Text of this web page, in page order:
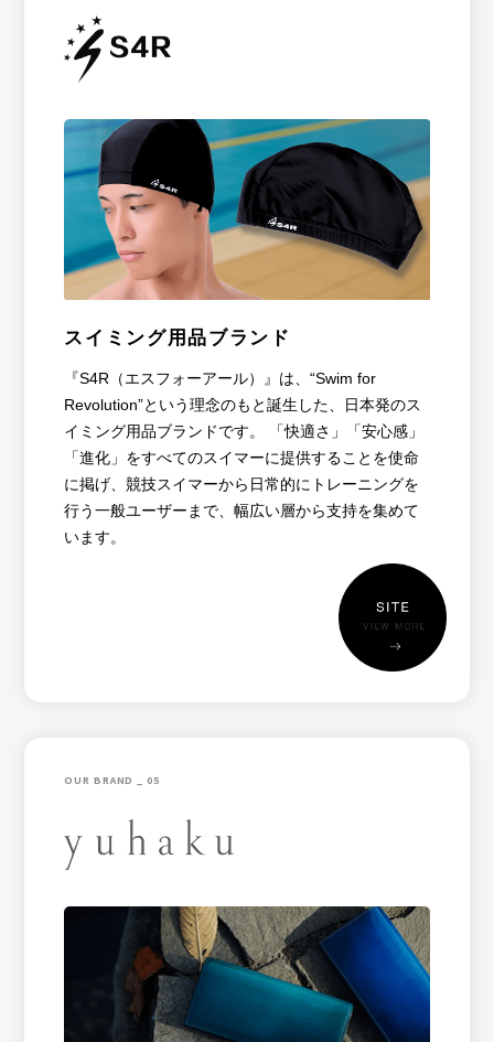
スイミング用品ブランド
『S4R（エスフォーアール）』は、“Swim for
Revolution”という理念のもと誕生した、日本発のス
イミング用品ブランドです。 「快適さ」「安心感」
「進化」をすべてのスイマーに提供することを使命
に掲げ、競技スイマーから日常的にトレーニングを
行う一般ユーザーまで、幅広い層から支持を集めて
います。
OUR BRAND _ 05